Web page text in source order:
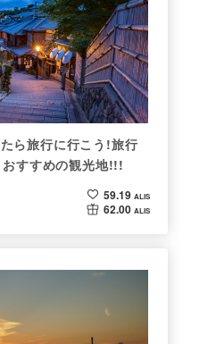
ら旅行に行こう!旅行
すすめの観光地!!!
59.19 ALIS
62.00 ALIS